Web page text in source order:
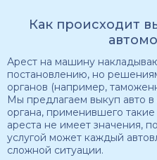
Как происходит
Арест на машину
постановлению, но
органов (например,
Мы предлагаем выкуп авто в
органа, применившего
ареста не имеет значения,
услугой может каждый
сложной ситуации.